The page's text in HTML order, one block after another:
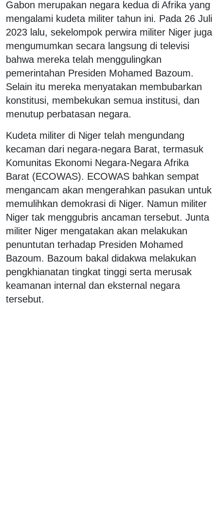
Gabon merupakan negara kedua di Afrika yang
mengalami kudeta militer tahun ini. Pada 26 Juli
2023 lalu, sekelompok perwira militer Niger juga
mengumumkan secara langsung di televisi
bahwa mereka telah menggulingkan
pemerintahan Presiden Mohamed Bazoum.
Selain itu mereka menyatakan membubarkan
konstitusi, membekukan semua institusi, dan
menutup perbatasan negara.
Kudeta militer di Niger telah mengundang
kecaman dari negara-negara Barat, termasuk
Komunitas Ekonomi Negara-Negara Afrika
Barat (ECOWAS). ECOWAS bahkan sempat
mengancam akan mengerahkan pasukan untuk
memulihkan demokrasi di Niger. Namun militer
Niger tak menggubris ancaman tersebut. Junta
militer Niger mengatakan akan melakukan
penuntutan terhadap Presiden Mohamed
Bazoum. Bazoum bakal didakwa melakukan
pengkhianatan tingkat tinggi serta merusak
keamanan internal dan eksternal negara
tersebut.